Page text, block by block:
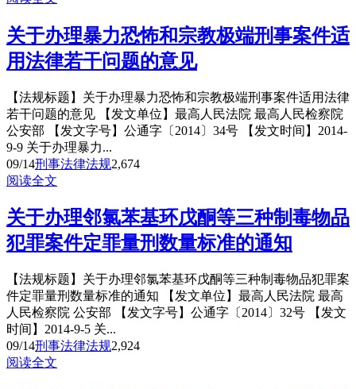
关于办理暴力恐怖和宗教极端刑事案件适
用法律若干问题的意见
【法规标题】关于办理暴力恐怖和宗教极端刑事案件适用法律
若干问题的意见 【发文单位】最高人民法院 最高人民检察院
公安部 【发文字号】公通字〔2014〕34号 【发文时间】2014-
9-9 关于办理暴力...
09/14刑事法律法规2,674
阅读全文
关于办理邻氯苯基环戊酮等三种制毒物品
犯罪案件定罪量刑数量标准的通知
【法规标题】关于办理邻氯苯基环戊酮等三种制毒物品犯罪案
件定罪量刑数量标准的通知 【发文单位】最高人民法院 最高
人民检察院 公安部 【发文字号】公通字〔2014〕32号 【发文
时间】2014-9-5 关...
09/14刑事法律法规2,924
阅读全文